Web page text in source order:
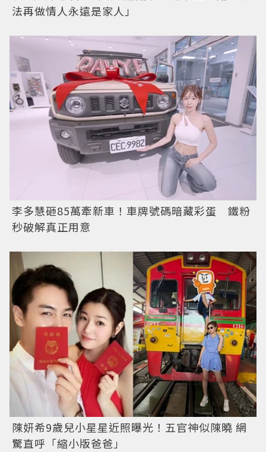
法再做情人永遠是家人」
李多慧砸85萬牽新車！車牌號碼暗藏彩蛋 鐵粉
秒破解真正用意
陳妍希9歲兒小星星近照曝光！五官神似陳曉 網
驚直呼「縮小版爸爸」